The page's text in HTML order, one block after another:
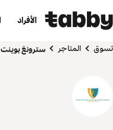
الأفراد
تسوق المتاجر سترونغ